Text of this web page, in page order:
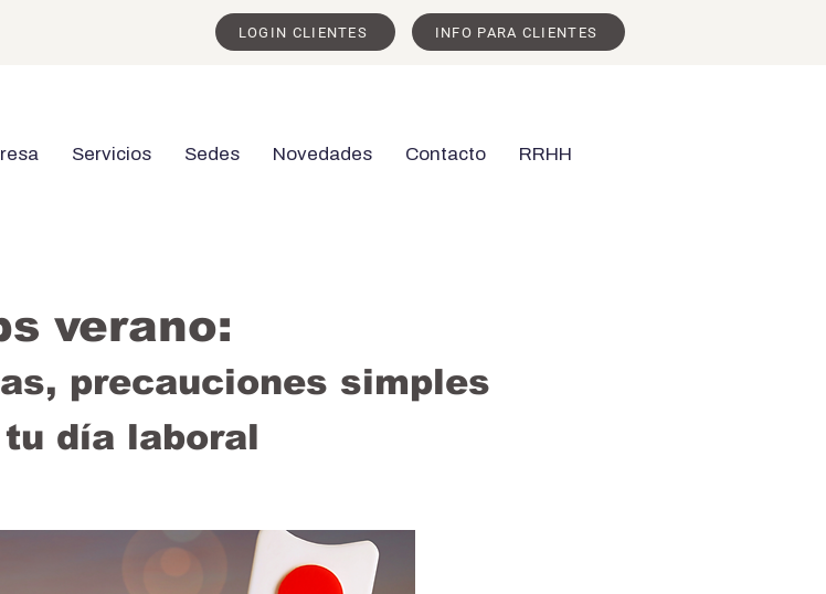
LOGIN CLIENTES INFO PARA CLIENTES
Servicios Sedes Novedades Contacto RRHH
verano:
precauciones simples
día laboral